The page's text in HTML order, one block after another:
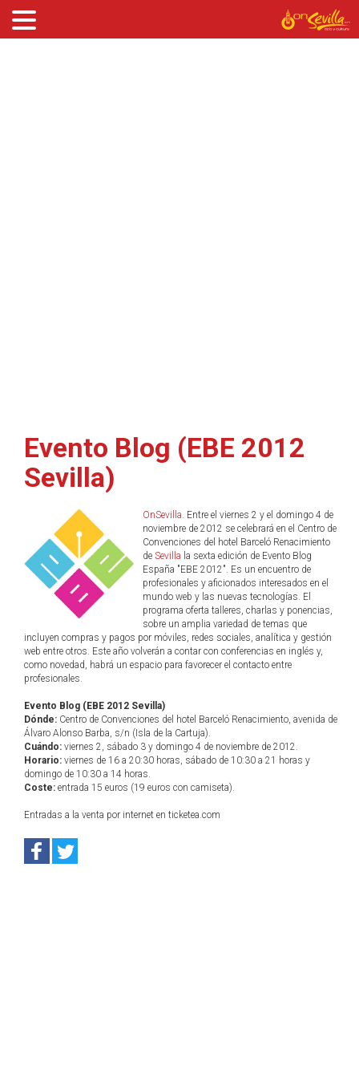
Evento Blog (EBE 2012
Sevilla)
OnSevilla. Entre el viernes 2 y el domingo 4 de
noviembre de 2012 se celebrará en el Centro de
Convenciones del hotel Barceló Renacimiento
de Sevilla la sexta edición de Evento Blog
España "EBE 2012". Es un encuentro de
profesionales y aficionados interesados en el
mundo web y las nuevas tecnologías. El
programa oferta talleres, charlas y ponencias,
sobre un amplia variedad de temas que
incluyen compras y pagos por móviles, redes sociales, analítica y gestión
web entre otros. Este año volverán a contar con conferencias en inglés y,
como novedad, habrá un espacio para favorecer el contacto entre
profesionales.
Evento Blog (EBE 2012 Sevilla)
Dónde: Centro de Convenciones del hotel Barceló Renacimiento, avenida de
Álvaro Alonso Barba, s/n (Isla de la Cartuja).
Cuándo: viernes 2, sábado 3 y domingo 4 de noviembre de 2012.
Horario: viernes de 16 a 20:30 horas, sábado de 10:30 a 21 horas y
domingo de 10:30 a 14 horas.
Coste: entrada 15 euros (19 euros con camiseta).
Entradas a la venta por internet en ticketea.com